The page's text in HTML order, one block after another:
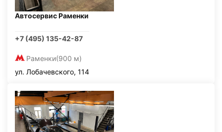
Автосервис Раменки
+7 (495) 135-42-87
Раменки(900 м)
ул. Лобачевского, 114